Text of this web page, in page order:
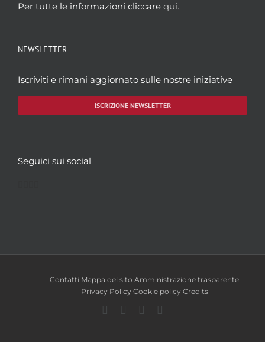
Per tutte le informazioni cliccare qui.
NEWSLETTER
Iscriviti e rimani aggiornato sulle nostre iniziative
ISCRIZIONE NEWSLETTER
Seguici sui social
Contatti Mappa del sito Amministrazione trasparente
Privacy Policy Cookie policy Credits
Facebook
TwitterYouTube